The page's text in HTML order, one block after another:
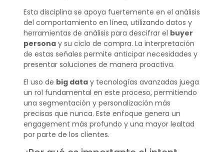
Esta disciplina se apoya fuertemente en el análisis
del comportamiento en línea, utilizando datos y
herramientas de análisis para descifrar el buyer
personay su ciclo de compra. La interpretación
de estas señales permite anticipar necesidades y
presentar soluciones de manera proactiva.
El uso de big datay tecnologías avanzadas juega
un rol fundamental en este proceso, permitiendo
una segmentación y personalización más
precisas que nunca. Este enfoque genera un
engagement más profundo y una mayor lealtad
por parte de los clientes.